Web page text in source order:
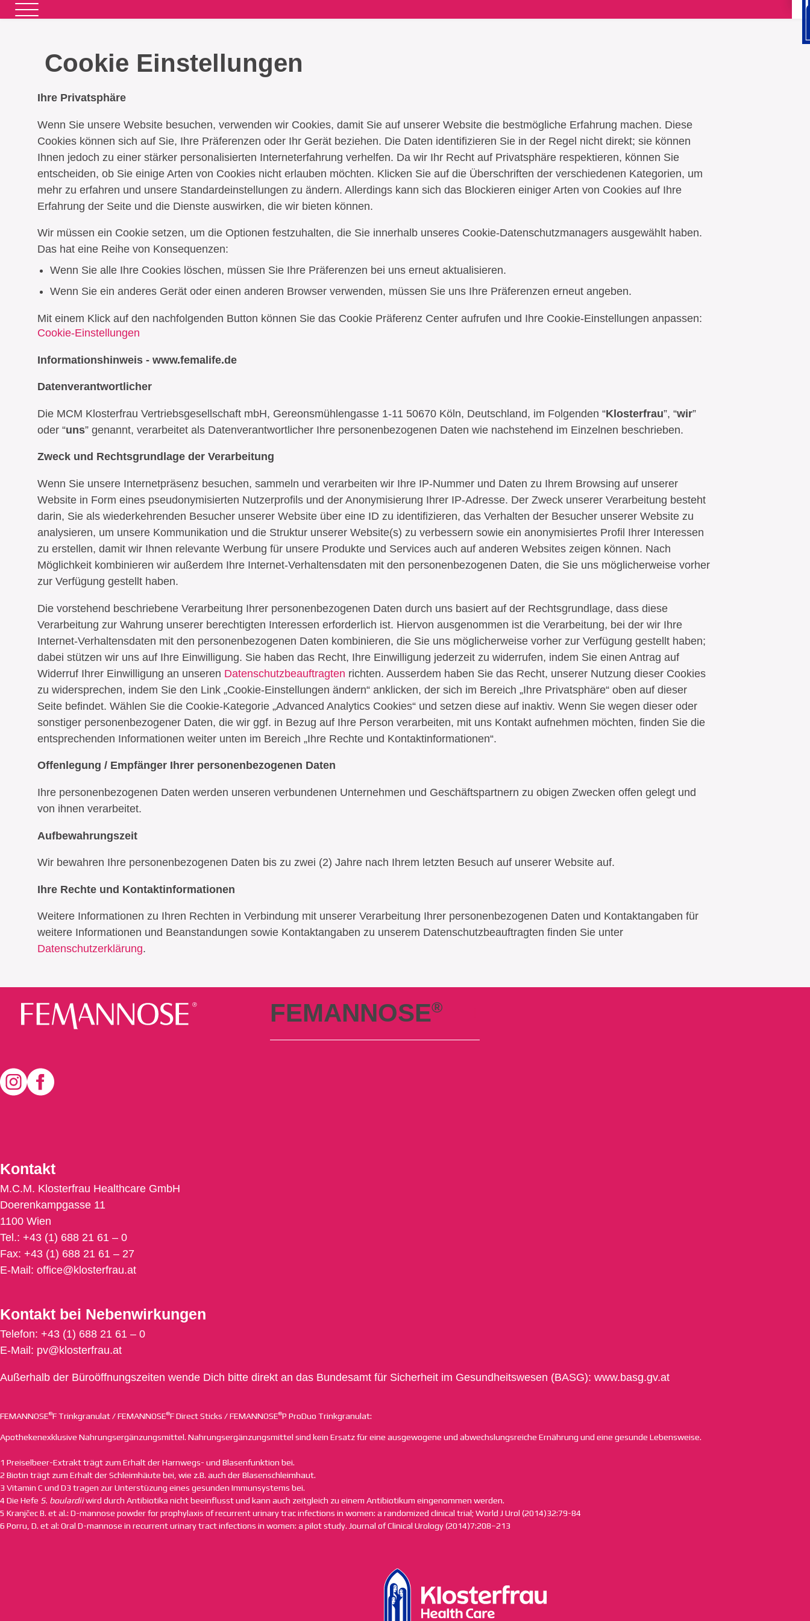
Cookie Einstellungen
Ihre Privatsphäre
Wenn Sie unsere Website besuchen, verwenden wir Cookies, damit Sie auf unserer Website die bestmögliche Erfahrung machen. Diese
Cookies können sich auf Sie, Ihre Präferenzen oder Ihr Gerät beziehen. Die Daten identifizieren Sie in der Regel nicht direkt; sie können
Ihnen jedoch zu einer stärker personalisierten Interneterfahrung verhelfen. Da wir Ihr Recht auf Privatsphäre respektieren, können Sie
entscheiden, ob Sie einige Arten von Cookies nicht erlauben möchten. Klicken Sie auf die Überschriften der verschiedenen Kategorien, um
mehr zu erfahren und unsere Standardeinstellungen zu ändern. Allerdings kann sich das Blockieren einiger Arten von Cookies auf Ihre
Erfahrung der Seite und die Dienste auswirken, die wir bieten können.
Wir müssen ein Cookie setzen, um die Optionen festzuhalten, die Sie innerhalb unseres Cookie-Datenschutzmanagers ausgewählt haben.
Das hat eine Reihe von Konsequenzen:
Wenn Sie alle Ihre Cookies löschen, müssen Sie Ihre Präferenzen bei uns erneut aktualisieren.
Wenn Sie ein anderes Gerät oder einen anderen Browser verwenden, müssen Sie uns Ihre Präferenzen erneut angeben.
Mit einem Klick auf den nachfolgenden Button können Sie das Cookie Präferenz Center aufrufen und Ihre Cookie-Einstellungen anpassen:
Cookie-Einstellungen
Informationshinweis - www.femalife.de
Datenverantwortlicher
Die MCM Klosterfrau Vertriebsgesellschaft mbH, Gereonsmühlengasse 1-11 50670 Köln, Deutschland, im Folgenden “Klosterfrau”, “wir”
oder “uns” genannt, verarbeitet als Datenverantwortlicher Ihre personenbezogenen Daten wie nachstehend im Einzelnen beschrieben.
Zweck und Rechtsgrundlage der Verarbeitung
Wenn Sie unsere Internetpräsenz besuchen, sammeln und verarbeiten wir Ihre IP-Nummer und Daten zu Ihrem Browsing auf unserer
Website in Form eines pseudonymisierten Nutzerprofils und der Anonymisierung Ihrer IP-Adresse. Der Zweck unserer Verarbeitung besteht
darin, Sie als wiederkehrenden Besucher unserer Website über eine ID zu identifizieren, das Verhalten der Besucher unserer Website zu
analysieren, um unsere Kommunikation und die Struktur unserer Website(s) zu verbessern sowie ein anonymisiertes Profil Ihrer Interessen
zu erstellen, damit wir Ihnen relevante Werbung für unsere Produkte und Services auch auf anderen Websites zeigen können. Nach
Möglichkeit kombinieren wir außerdem Ihre Internet-Verhaltensdaten mit den personenbezogenen Daten, die Sie uns möglicherweise vorher
zur Verfügung gestellt haben.
Die vorstehend beschriebene Verarbeitung Ihrer personenbezogenen Daten durch uns basiert auf der Rechtsgrundlage, dass diese
Verarbeitung zur Wahrung unserer berechtigten Interessen erforderlich ist. Hiervon ausgenommen ist die Verarbeitung, bei der wir Ihre
Internet-Verhaltensdaten mit den personenbezogenen Daten kombinieren, die Sie uns möglicherweise vorher zur Verfügung gestellt haben;
dabei stützen wir uns auf Ihre Einwilligung. Sie haben das Recht, Ihre Einwilligung jederzeit zu widerrufen, indem Sie einen Antrag auf
Widerruf Ihrer Einwilligung an unseren Datenschutzbeauftragten richten. Ausserdem haben Sie das Recht, unserer Nutzung dieser Cookies
zu widersprechen, indem Sie den Link „Cookie-Einstellungen ändern“ anklicken, der sich im Bereich „Ihre Privatsphäre“ oben auf dieser
Seite befindet. Wählen Sie die Cookie-Kategorie „Advanced Analytics Cookies“ und setzen diese auf inaktiv. Wenn Sie wegen dieser oder
sonstiger personenbezogener Daten, die wir ggf. in Bezug auf Ihre Person verarbeiten, mit uns Kontakt aufnehmen möchten, finden Sie die
entsprechenden Informationen weiter unten im Bereich „Ihre Rechte und Kontaktinformationen“.
Offenlegung / Empfänger Ihrer personenbezogenen Daten
Ihre personenbezogenen Daten werden unseren verbundenen Unternehmen und Geschäftspartnern zu obigen Zwecken offen gelegt und
von ihnen verarbeitet.
Aufbewahrungszeit
Wir bewahren Ihre personenbezogenen Daten bis zu zwei (2) Jahre nach Ihrem letzten Besuch auf unserer Website auf.
Ihre Rechte und Kontaktinformationen
Weitere Informationen zu Ihren Rechten in Verbindung mit unserer Verarbeitung Ihrer personenbezogenen Daten und Kontaktangaben für
weitere Informationen und Beanstandungen sowie Kontaktangaben zu unserem Datenschutzbeauftragten finden Sie unter
Datenschutzerklärung.
FEMANNOSE®
Kontakt
M.C.M. Klosterfrau Healthcare GmbH
Doerenkampgasse 11
1100 Wien
Tel.: +43 (1) 688 21 61 – 0
Fax: +43 (1) 688 21 61 – 27
E-Mail: office@klosterfrau.at
Kontakt bei Nebenwirkungen
Telefon: +43 (1) 688 21 61 – 0
E-Mail: pv@klosterfrau.at
Außerhalb der Büroöffnungszeiten wende Dich bitte direkt an das Bundesamt für Sicherheit im Gesundheitswesen (BASG): www.basg.gv.at
FEMANNOSE®F Trinkgranulat / FEMANNOSE®F Direct Sticks / FEMANNOSE®P ProDuo Trinkgranulat:
Apothekenexklusive Nahrungsergänzungsmittel. Nahrungsergänzungsmittel sind kein Ersatz für eine ausgewogene und abwechslungsreiche Ernährung und eine gesunde Lebensweise.
1 Preiselbeer-Extrakt trägt zum Erhalt der Harnwegs- und Blasenfunktion bei.
2 Biotin trägt zum Erhalt der Schleimhäute bei, wie z.B. auch der Blasenschleimhaut.
3 Vitamin C und D3 tragen zur Unterstüzung eines gesunden Immunsystems bei.
4 Die Hefe S. boulardiiwird durch Antibiotika nicht beeinflusst und kann auch zeitgleich zu einem Antibiotikum eingenommen werden.
5 Kranjčec B. et al.: D-mannose powder for prophylaxis of recurrent urinary trac infections in women: a randomized clinical trial; World J Urol (2014)32:79-84
6 Porru, D. et al: Oral D-mannose in recurrent urinary tract infections in women: a pilot study. Journal of Clinical Urology (2014)7:208–213